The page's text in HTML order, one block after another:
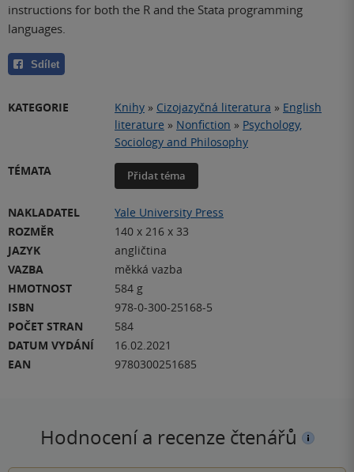
instructions for both the R and the Stata programming
languages.
Sdílet
KATEGORIE Knihy » Cizojazyčná literatura » English
literature » Nonfiction » Psychology,
Sociology and Philosophy
TÉMATA
Přidat téma
NAKLADATEL
Yale University Press
ROZMĚR
140 x 216 x 33
JAZYK
angličtina
VAZBA
měkká vazba
HMOTNOST
584 g
ISBN
978-0-300-25168-5
POČET STRAN
584
DATUM VYDÁNÍ
16.02.2021
EAN
9780300251685
Hodnocení a recenze čtenářů